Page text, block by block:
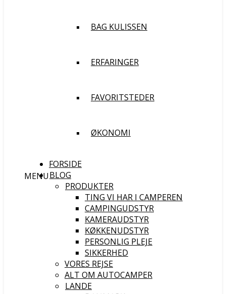
BAG KULISSEN
ERFARINGER
FAVORITSTEDER
ØKONOMI
MENU
FORSIDE
BLOG
PRODUKTER
TING VI HAR I CAMPEREN
CAMPINGUDSTYR
KAMERAUDSTYR
KØKKENUDSTYR
PERSONLIG PLEJE
SIKKERHED
VORES REJSE
ALT OM AUTOCAMPER
LANDE